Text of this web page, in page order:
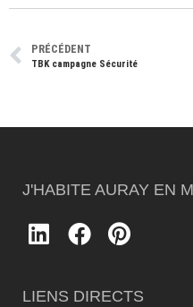
PRÉCÉDENT
TBK campagne Sécurité
J'HABITE AURAY EN
LIENS DIRECTS